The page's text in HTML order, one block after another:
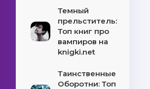
Темный
прельститель:
Топ книг про
вампиров на
knigki.net
Таинственные
Оборотни: Топ